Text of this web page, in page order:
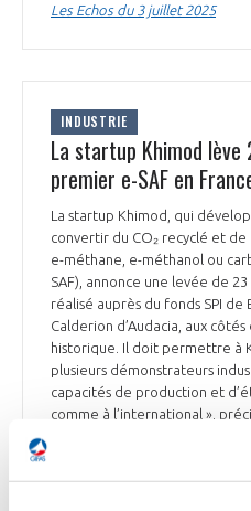
Les Echos du 3 juillet 2025
INDUSTRIE
La startup Khimod
premier e-SAF en
La startup Khimod, qui
convertir du CO₂ recyclé et
e-méthane, e-méthanol ou
SAF), annonce une levée de
réalisé auprès du fonds SPI
Calderion d’Audacia, aux
historique. Il doit permettre à
plusieurs démonstrateurs
capacités de production et
comme à l’international »,